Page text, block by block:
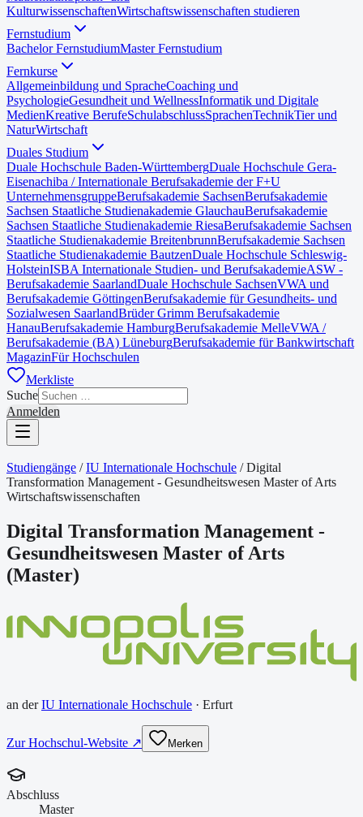
KulturwissenschaftenWirtschaftswissenschaften studieren
Fernstudium
Bachelor FernstudiumMaster Fernstudium
Fernkurse
Allgemeinbildung und SpracheCoaching und
PsychologieGesundheit und WellnessInformatik und Digitale
MedienKreative BerufeSchulabschlussSprachenTechnikTier und
NaturWirtschaft
Duales Studium
Duale Hochschule Baden-WürttembergDuale Hochschule Gera-
Eisenachiba / Internationale Berufsakademie der F+U
UnternehmensgruppeBerufsakademie SachsenBerufsakademie
Sachsen Staatliche Studienakademie GlauchauBerufsakademie
Sachsen Staatliche Studienakademie RiesaBerufsakademie Sachsen
Staatliche Studienakademie BreitenbrunnBerufsakademie Sachsen
Staatliche Studienakademie BautzenDuale Hochschule Schleswig-
HolsteinISBA Internationale Studien- und BerufsakademieASW -
Berufsakademie SaarlandDuale Hochschule SachsenVWA und
Berufsakademie GöttingenBerufsakademie für Gesundheits- und
Sozialwesen SaarlandBrüder Grimm Berufsakademie
HanauBerufsakademie HamburgBerufsakademie MelleVWA /
Berufsakademie (BA) LüneburgBerufsakademie für Bankwirtschaft
MagazinFür Hochschulen
Merkliste
Suche
Anmelden
Studiengänge / IU Internationale Hochschule /Digital
Transformation Management - Gesundheitswesen Master of Arts
Wirtschaftswissenschaften
Digital Transformation Management -
Gesundheitswesen Master of Arts
(Master)
an derIU Internationale Hochschule · Erfurt
Zur Hochschul-Website ↗ Merken
Abschluss
Master